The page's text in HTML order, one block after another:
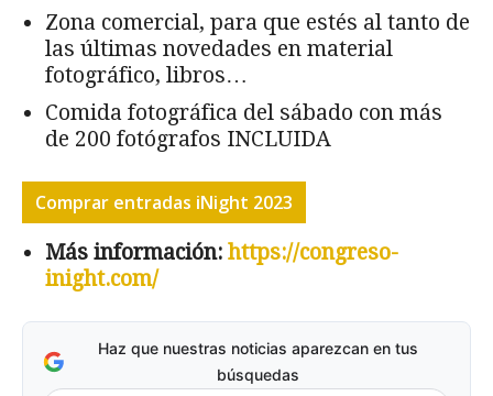
Zona comercial, para que estés al tanto de
las últimas novedades en material
fotográfico, libros…
Comida fotográfica del sábado con más
de 200 fotógrafos INCLUIDA
Comprar entradas iNight 2023
Más información: https://congreso-
inight.com/
Haz que nuestras noticias aparezcan en tus
búsquedas